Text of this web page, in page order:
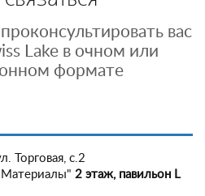
вас
Lake в очном или
формате
Торговая, с.2
2 этаж, павильон L